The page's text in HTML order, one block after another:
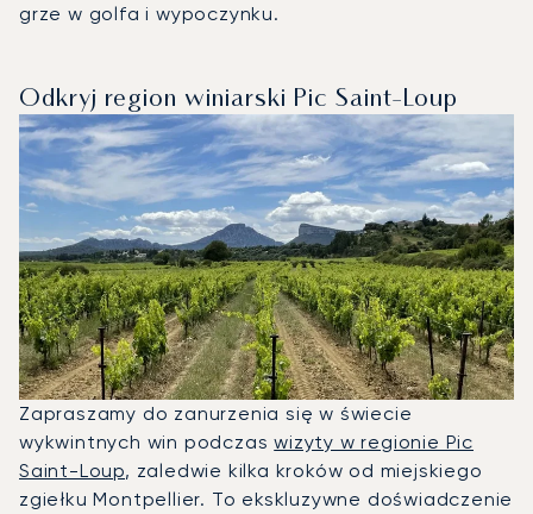
grze w golfa i wypoczynku.
Odkryj region winiarski Pic Saint-Loup
Zapraszamy do zanurzenia się w świecie
wykwintnych win podczaswizyty w regionie Pic
Saint-Loup, zaledwie kilka kroków od miejskiego
zgiełku Montpellier. To ekskluzywne doświadczenie